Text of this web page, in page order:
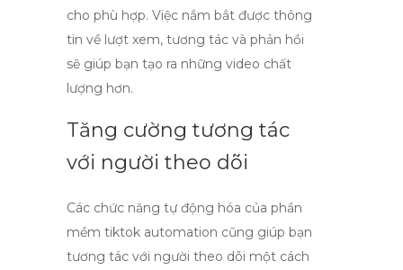
cho phù hợp. Việc nắm bắt được thông
tin về lượt xem, tương tác và phản hồi
sẽ giúp bạn tạo ra những video chất
lượng hơn.
Tăng cường tương tác
với người theo dõi
Các chức năng tự động hóa của phần
mềm tiktok automation cũng giúp bạn
tương tác với người theo dõi một cách